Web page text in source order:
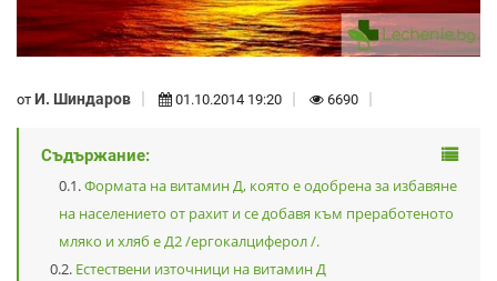
от И. Шиндаров 01.10.2014 19:20 6690
Съдържание:
Формата на витамин Д, която е одобрена за избавяне
на населението от рахит и се добавя към преработеното
мляко и хляб е Д2 /ергокалциферол /.
Естествени източници на витамин Д